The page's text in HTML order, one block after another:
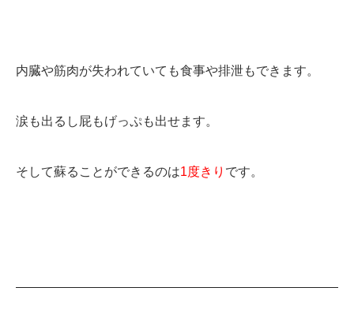
内臓や筋肉が失われていても食事や排泄もできます。
涙も出るし屁もげっぷも出せます。
そして蘇ることができるのは1度きり です。